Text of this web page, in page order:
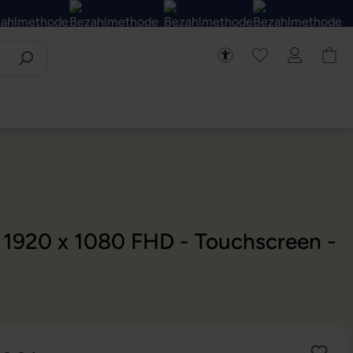
x 1080 FHD - Touchscreen -